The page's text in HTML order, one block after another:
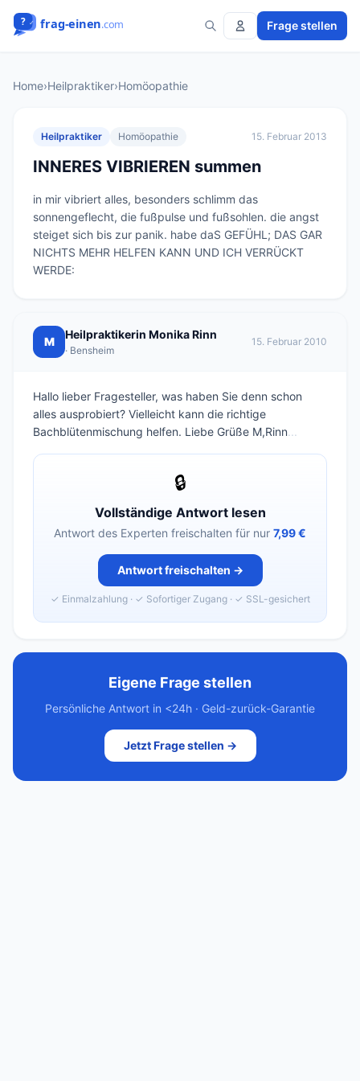
Frage stellen
Home›Heilpraktiker›Homöopathie
Heilpraktiker Homöopathie 15. Februar 2013
INNERES VIBRIEREN summen
in mir vibriert alles, besonders schlimm das
sonnengeflecht, die fußpulse und fußsohlen. die angst
steiget sich bis zur panik. habe daS GEFÜHL; DAS GAR
NICHTS MEHR HELFEN KANN UND ICH VERRÜCKT
WERDE:
M
Heilpraktikerin Monika Rinn
· Bensheim
15. Februar 2010
Hallo lieber Fragesteller, was haben Sie denn schon
alles ausprobiert? Vielleicht kann die richtige
Bachblütenmischung helfen. Liebe Grüße M,Rinn...
🔒
Vollständige Antwort lesen
Antwort des Experten freischalten für nur 7,99 €
Antwort freischalten →
✓ Einmalzahlung · ✓ Sofortiger Zugang · ✓ SSL-gesichert
Eigene Frage stellen
Persönliche Antwort in <24h · Geld-zurück-Garantie
Jetzt Frage stellen →